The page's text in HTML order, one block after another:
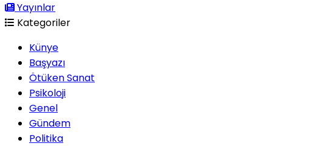
Yayınlar
Kategoriler
Künye
Başyazı
Ötüken Sanat
Psikoloji
Genel
Gündem
Politika